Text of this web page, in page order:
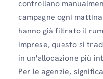
controllano
campagne ogni
hanno già filtrato il
imprese, questo si
in un'allocazione più
Per le agenzie,